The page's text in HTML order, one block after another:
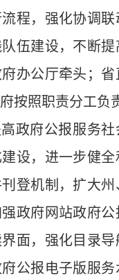
程，强化协调
伍建设，不断
办公厅牵头；
按照职责分工负
高政府公报服务
设，进一步健
登机制，扩大
政府网站政府
面，强化目录
公报电子版服